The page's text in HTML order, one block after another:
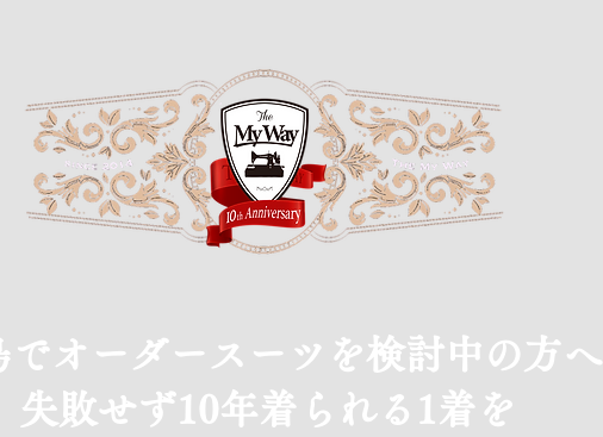
でオーダースーツを検討中の方へ
​失敗せず10年着られる1着を